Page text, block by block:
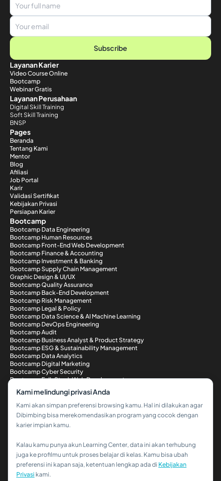
Hi!👋
Kalau kamu butuh bantuan,
Subscribe
Layanan Karier
Video Course Online
Bootcamp
Webinar Gratis
Layanan Perusahaan
Digital Skill Training
Soft Skill Training
BNSP
Pages
Beranda
Tentang Kami
Mentor
Blog
Afiliasi
Job Portal
Karir
Validasi Sertifikat
Kebijakan Privasi
Persiapan Karier
Bootcamp
Bootcamp Data Engineering
Bootcamp Human Resources
Bootcamp Front-End Web Development
Bootcamp Finance & Accounting
Bootcamp Investment & Banking
Bootcamp Supply Chain Management
Graphic Design & UI/UX
Bootcamp Quality Assurance
Bootcamp Back-End Development
Bootcamp Risk Management
Bootcamp Legal & Policy
Bootcamp Data Science & AI Machine Learning
Bootcamp DevOps Engineering
Bootcamp Audit
Bootcamp Business Analyst & Product Strategy
Bootcamp ESG & Sustainability Management
Bootcamp Data Analytics
Bootcamp Digital Marketing
Bootcamp Cyber Security
Bootcamp Full-Stack Web Development
Metode Pembayaran
Kami melindungi privasi Anda
Kami akan simpan preferensi browsing kamu. Hal ini dilakukan agar
Dibimbing bisa merekomendasikan program yang cocok dengan
karier impian kamu.
Kalau kamu punya akun Learning Center, data ini akan terhubung
juga ke profilmu untuk proses belajar di kelas. Kamu bisa ubah
preferensi ini kapan saja, ketentuan lengkap ada di Kebijakan
Privasi kami.